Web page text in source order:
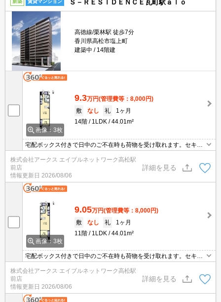
Ｓ－ＲＥＳＩＤＥＮＣＥ瓦町駅ａｌｏ
高徳線/栗林駅 徒歩7分
香川県高松市塩上町
建築中
14階建
画像：3枚
9.3万円(管理費等：8,000円)
敷
なし 礼
1ヶ月
14階
1LDK 44.01m²
宅配ボックス付きで日中のご不在時も荷物を受け取れます。セキュ
リティ面は、TVインターホン・オートロックなどを設置しているの
で安全面でも優れております。室内設備は洗面化粧台・浴室乾燥機
など充実した設備を備え付けています。収納はシューズボックス・
クロゼットなど豊富なので、衣類や履き物の整理がしやすく便利で
す。
株式会社アークス エイブルネットワーク高松駅
前店
情報更新日 2026/08/06
詳細を見る
画像：3枚
9.05万円(管理費等：8,000円)
敷
なし 礼
1ヶ月
11階
1LDK 44.01m²
宅配ボックス付きで日中のご不在時も荷物を受け取れます。セキュ
で安全面でも優れております。室内設備は洗面化粧台・浴室乾燥機
など充実した設備を備え付けています。収納はシューズボックス・
クロゼットなど豊富なので、衣類や履き物の整理がしやすく便利で
す。
株式会社アークス エイブルネットワーク高松駅
前店
情報更新日 2026/08/06
詳細を見る